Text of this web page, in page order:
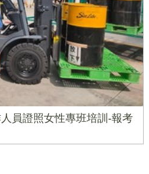
員證照女性專班培訓-報考